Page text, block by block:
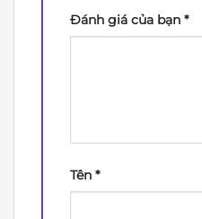
Đánh giá của bạn *
Tên *